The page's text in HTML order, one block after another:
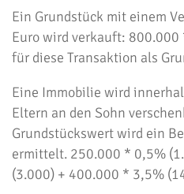
Ein Grundstück mit einem
Euro wird verkauft: 800.000
für diese Transaktion als
Eine Immobilie wird
Eltern an den Sohn
Grundstückswert wird ein
ermittelt. 250.000 * 0,5%
(3.000) + 400.000 * 3,5%